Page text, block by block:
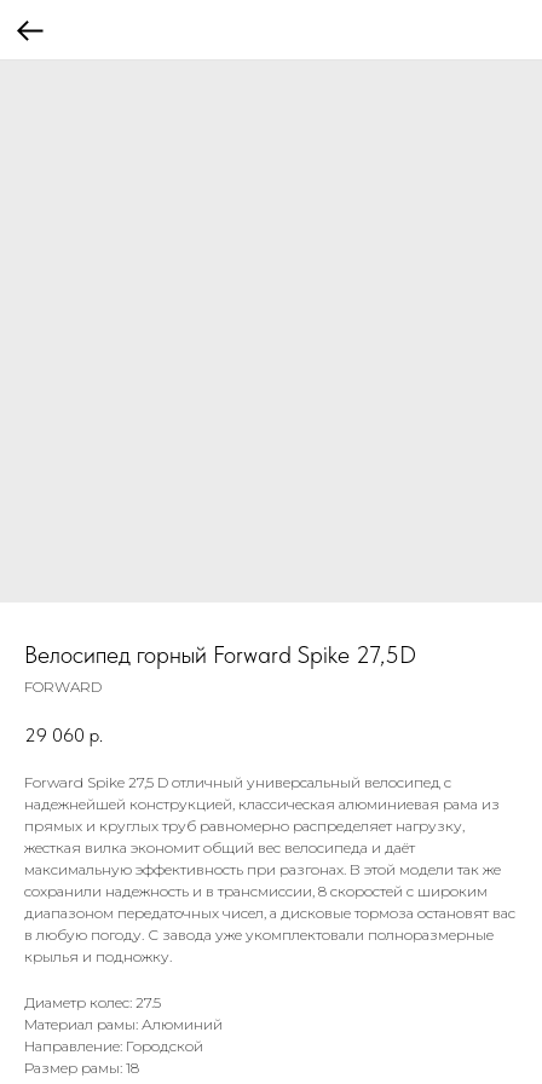
Велосипед горный Forward Spike 27,5D
FORWARD
29 060 р.
Forward Spike 27,5 D отличный универсальный велосипед с
надежнейшей конструкцией, классическая алюминиевая рама из
прямых и круглых труб равномерно распределяет нагрузку,
жесткая вилка экономит общий вес велосипеда и даёт
максимальную эффективность при разгонах. В этой модели так же
сохранили надежность и в трансмиссии, 8 скоростей с широким
диапазоном передаточных чисел, а дисковые тормоза остановят вас
в любую погоду. С завода уже укомплектовали полноразмерные
крылья и подножку.
Диаметр колес: 27.5
Материал рамы: Алюминий
Направление: Городской
Размер рамы: 18